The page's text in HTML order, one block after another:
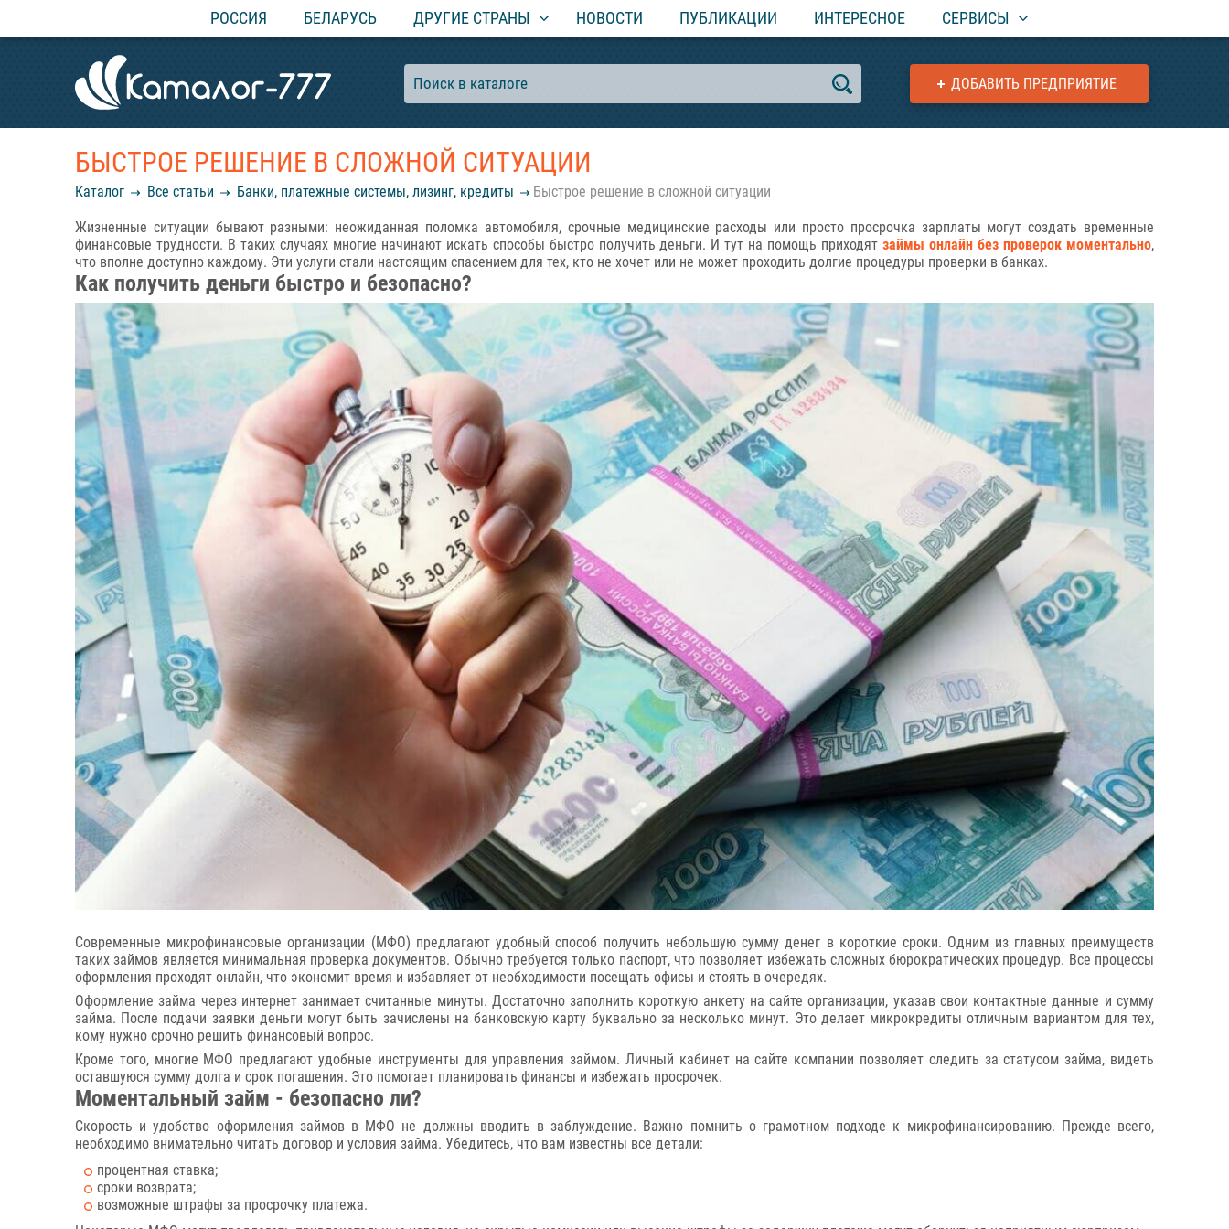
РОССИЯ БЕЛАРУСЬ ДРУГИЕ СТРАНЫ НОВОСТИ ПУБЛИКАЦИИ ИНТЕРЕСНОЕ СЕРВИСЫ
ДОБАВИТЬ ПРЕДПРИЯТИЕ
БЫСТРОЕ РЕШЕНИЕ В СЛОЖНОЙ СИТУАЦИИ
Каталог Все статьи Банки, платежные системы, лизинг, кредиты Быстрое решение в сложной ситуации
Жизненные ситуации бывают разными: неожиданная поломка автомобиля, срочные медицинские расходы или просто просрочка зарплаты могут создать временные
финансовые трудности. В таких случаях многие начинают искать способы быстро получить деньги. И тут на помощь приходятзаймы онлайн без проверок моментально,
что вполне доступно каждому. Эти услуги стали настоящим спасением для тех, кто не хочет или не может проходить долгие процедуры проверки в банках.
Как получить деньги быстро и безопасно?
Современные микрофинансовые организации (МФО) предлагают удобный способ получить небольшую сумму денег в короткие сроки. Одним из главных преимуществ
таких займов является минимальная проверка документов. Обычно требуется только паспорт, что позволяет избежать сложных бюрократических процедур. Все процессы
оформления проходят онлайн, что экономит время и избавляет от необходимости посещать офисы и стоять в очередях.
Оформление займа через интернет занимает считанные минуты. Достаточно заполнить короткую анкету на сайте организации, указав свои контактные данные и сумму
займа. После подачи заявки деньги могут быть зачислены на банковскую карту буквально за несколько минут. Это делает микрокредиты отличным вариантом для тех,
кому нужно срочно решить финансовый вопрос.
Кроме того, многие МФО предлагают удобные инструменты для управления займом. Личный кабинет на сайте компании позволяет следить за статусом займа, видеть
оставшуюся сумму долга и срок погашения. Это помогает планировать финансы и избежать просрочек.
Моментальный займ - безопасно ли?
Скорость и удобство оформления займов в МФО не должны вводить в заблуждение. Важно помнить о грамотном подходе к микрофинансированию. Прежде всего,
необходимо внимательно читать договор и условия займа. Убедитесь, что вам известны все детали:
процентная ставка;
сроки возврата;
возможные штрафы за просрочку платежа.